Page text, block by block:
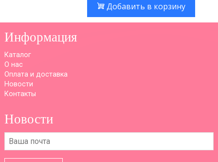
Добавить в корзину
Информация
Каталог
О нас
Оплата и доставка
Новости
Контакты
Новости